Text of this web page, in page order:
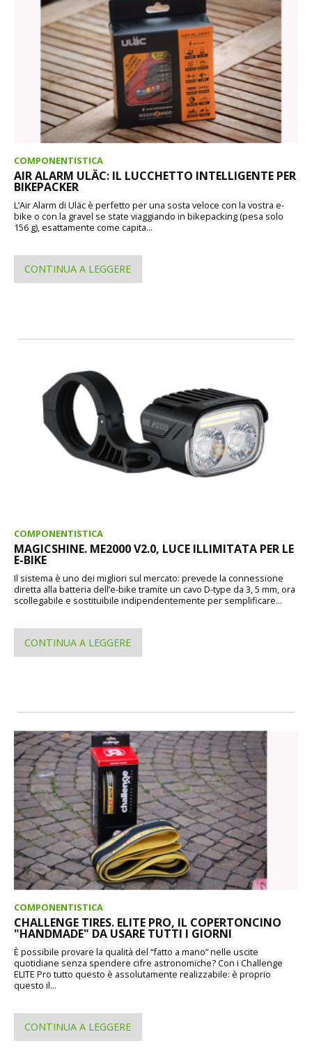
COMPONENTISTICA
AIR ALARM ULÄC: IL LUCCHETTO INTELLIGENTE PER
BIKEPACKER
L’Air Alarm di Uläc è perfetto per una sosta veloce con la vostra e-
bike o con la gravel se state viaggiando in bikepacking (pesa solo
156 g), esattamente come capita...
CONTINUA A LEGGERE
COMPONENTISTICA
MAGICSHINE. ME2000 V2.0, LUCE ILLIMITATA PER LE
E-BIKE
Il sistema è uno dei migliori sul mercato: prevede la connessione
diretta alla batteria dell’e-bike tramite un cavo D-type da 3, 5 mm, ora
scollegabile e sostituibile indipendentemente per semplificare...
CONTINUA A LEGGERE
COMPONENTISTICA
CHALLENGE TIRES. ELITE PRO, IL COPERTONCINO
"HANDMADE" DA USARE TUTTI I GIORNI
È possibile provare la qualità del “fatto a mano” nelle uscite
quotidiane senza spendere cifre astronomiche? Con i Challenge
ELITE Pro tutto questo è assolutamente realizzabile: è proprio
questo il...
CONTINUA A LEGGERE